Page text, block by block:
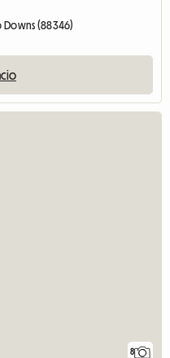
Downs (88346)
8